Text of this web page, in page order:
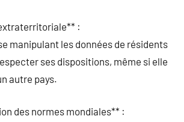
:
manipulant les données de résidents
ses dispositions, même si elle
autre pays.
des normes mondiales** :